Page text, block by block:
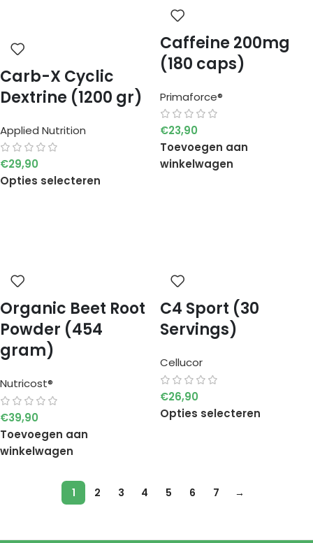
Carb-X Cyclic
Dextrine (1200 gr)
Applied Nutrition
€29,90
Opties selecteren
Caffeine 200mg
(180 caps)
Primaforce®
€23,90
Toevoegen aan
winkelwagen
Organic Beet Root
Powder (454
gram)
Nutricost®
€39,90
Toevoegen aan
winkelwagen
C4 Sport (30
Servings)
Cellucor
€26,90
Opties selecteren
1 2 3 4 5 6 7 →